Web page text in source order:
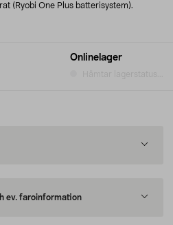
Onlinelager
(Ryobi One Plus batterisystem).
ev. faroinformation